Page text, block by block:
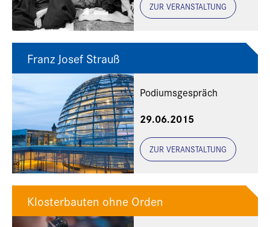
ZUR VERANSTALTUNG
Franz Josef Strauß
Podiumsgespräch
29.06.2015
ZUR VERANSTALTUNG
Klosterbauten ohne Orden